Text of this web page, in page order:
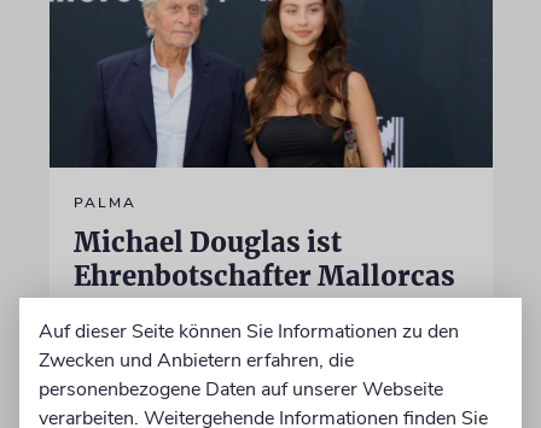
PALMA
Michael Douglas ist
Ehrenbotschafter Mallorcas
Der Hollywood-Star mit jüdischem
Familienhintergrund wird für seine enge
Verbindung zu der spanischen Insel und sein
Engagement für deren kulturelles Erbe geehrt
Auf dieser Seite können Sie Informationen zu den
Zwecken und Anbietern erfahren, die
personenbezogene Daten auf unserer Webseite
verarbeiten. Weitergehende Informationen finden Sie